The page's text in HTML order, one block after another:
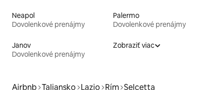
Neapol
Dovolenkové prenájmy
Palermo
Dovolenkové prenájmy
Janov
Dovolenkové prenájmy
Zobraziť viac
Airbnb Taliansko Lazio Rím Selcetta